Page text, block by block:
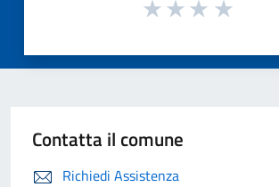
Contatta il comune
Richiedi Assistenza